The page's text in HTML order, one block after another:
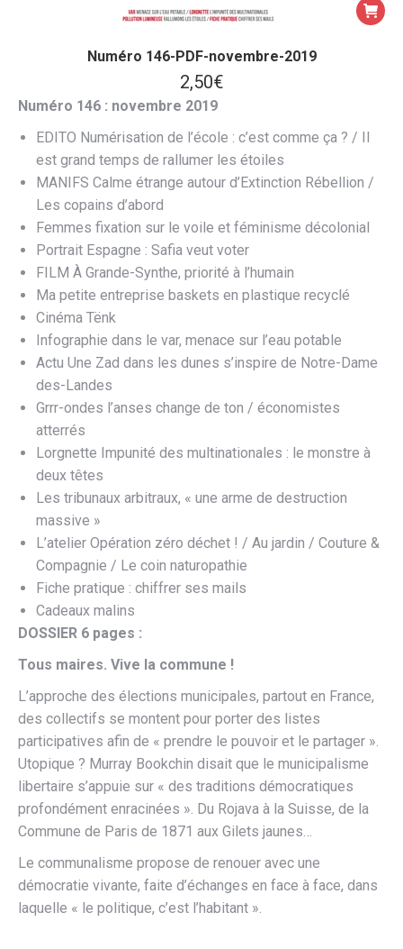
Numéro 146-PDF-novembre-2019
2,50€
Numéro 146 : novembre 2019
EDITO Numérisation de l’école : c’est comme ça ? / Il
est grand temps de rallumer les étoiles
MANIFS Calme étrange autour d’Extinction Rébellion /
Les copains d’abord
Femmes fixation sur le voile et féminisme décolonial
Portrait Espagne : Safia veut voter
FILM À Grande-Synthe, priorité à l’humain
Ma petite entreprise baskets en plastique recyclé
Cinéma Tënk
Infographie dans le var, menace sur l’eau potable
Actu Une Zad dans les dunes s’inspire de Notre-Dame
des-Landes
Grrr-ondes l’anses change de ton / économistes
atterrés
Lorgnette Impunité des multinationales : le monstre à
deux têtes
Les tribunaux arbitraux, « une arme de destruction
massive »
L’atelier Opération zéro déchet ! / Au jardin / Couture &
Compagnie / Le coin naturopathie
Fiche pratique : chiffrer ses mails
Cadeaux malins
DOSSIER 6 pages :
Tous maires. Vive la commune !
L’approche des élections municipales, partout en France,
des collectifs se montent pour porter des listes
participatives afin de « prendre le pouvoir et le partager ».
Utopique ? Murray Bookchin disait que le municipalisme
libertaire s’appuie sur « des traditions démocratiques
profondément enracinées ». Du Rojava à la Suisse, de la
Commune de Paris de 1871 aux Gilets jaunes…
Le communalisme propose de renouer avec une
démocratie vivante, faite d’échanges en face à face, dans
laquelle « le politique, c’est l’habitant ».